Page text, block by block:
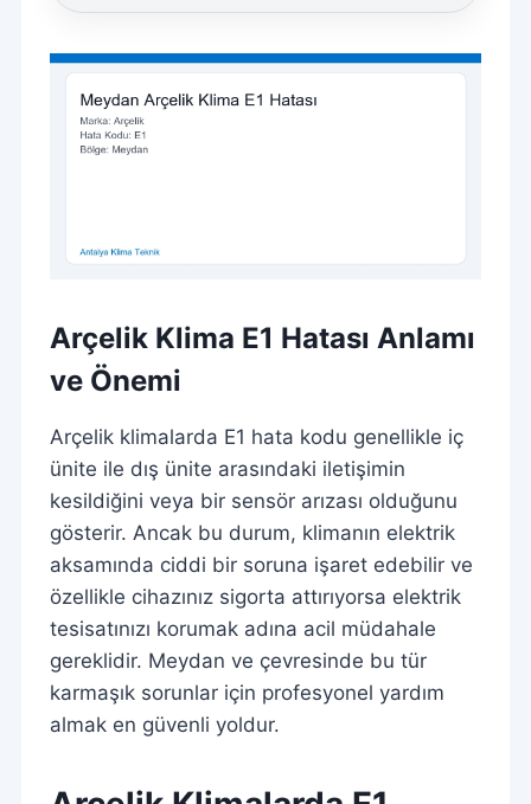
Arçelik Klima E1 Hatası Anlamı
ve Önemi
Arçelik klimalarda E1 hata kodu genellikle iç
ünite ile dış ünite arasındaki iletişimin
kesildiğini veya bir sensör arızası olduğunu
gösterir. Ancak bu durum, klimanın elektrik
aksamında ciddi bir soruna işaret edebilir ve
özellikle cihazınız sigorta attırıyorsa elektrik
tesisatınızı korumak adına acil müdahale
gereklidir. Meydan ve çevresinde bu tür
karmaşık sorunlar için profesyonel yardım
almak en güvenli yoldur.